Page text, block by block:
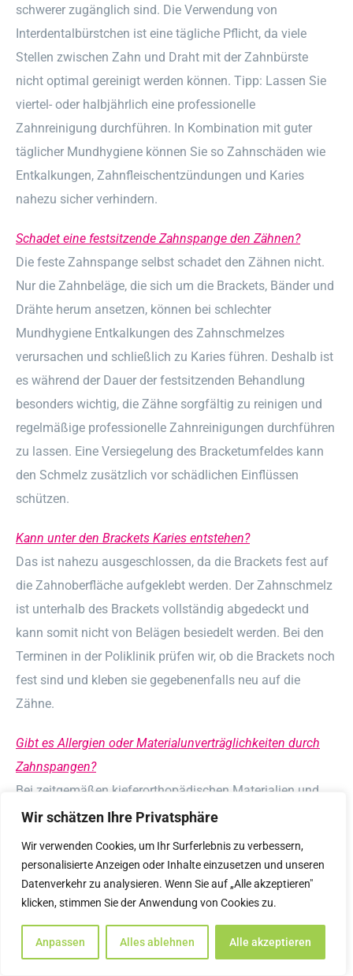
Wir schätzen Ihre Privatsphäre
Wir verwenden Cookies, um Ihr Surferlebnis zu verbessern,
personalisierte Anzeigen oder Inhalte einzusetzen und unseren
Datenverkehr zu analysieren. Wenn Sie auf „Alle akzeptieren"
klicken, stimmen Sie der Anwendung von Cookies zu.
Anpassen Alles ablehnen Alle akzeptieren
schwerer zugänglich sind. Die Verwendung von
Interdentalbürstchen ist eine tägliche Pflicht, da viele
Stellen zwischen Zahn und Draht mit der Zahnbürste
nicht optimal gereinigt werden können. Tipp: Lassen Sie
viertel- oder halbjährlich eine professionelle
Zahnreinigung durchführen. In Kombination mit guter
täglicher Mundhygiene können Sie so Zahnschäden wie
Entkalkungen, Zahnfleischentzündungen und Karies
nahezu sicher verhindern.
Schadet eine festsitzende Zahnspange den Zähnen?
Die feste Zahnspange selbst schadet den Zähnen nicht.
Nur die Zahnbeläge, die sich um die Brackets, Bänder und
Drähte herum ansetzen, können bei schlechter
Mundhygiene Entkalkungen des Zahnschmelzes
verursachen und schließlich zu Karies führen. Deshalb ist
es während der Dauer der festsitzenden Behandlung
besonders wichtig, die Zähne sorgfältig zu reinigen und
regelmäßige professionelle Zahnreinigungen durchführen
zu lassen. Eine Versiegelung des Bracketumfeldes kann
den Schmelz zusätzlich vor schädlichen Einflüssen
schützen.
Kann unter den Brackets Karies entstehen?
Das ist nahezu ausgeschlossen, da die Brackets fest auf
die Zahnoberfläche aufgeklebt werden. Der Zahnschmelz
ist unterhalb des Brackets vollständig abgedeckt und
kann somit nicht von Belägen besiedelt werden. Bei den
Terminen in der Poliklinik prüfen wir, ob die Brackets noch
fest sind und kleben sie gegebenenfalls neu auf die
Zähne.
Gibt es Allergien oder Materialunverträglichkeiten durch
Zahnspangen?
Bei zeitgemäßen kieferorthopädischen Materialien und
Geräten sind Allergien oder Materialunverträglichkeiten
extrem selten. Selbst bei allergologisch festgestellter
Unverträglichkeit gegen bestimmte Materialien wie
beispielsweise Nickel, reagiert die Mundschleimhaut in
der Regel unempfindlich. Dennoch sollten Sie uns vor
Unverträglichkeiten informieren, damit bei Bedarf eine